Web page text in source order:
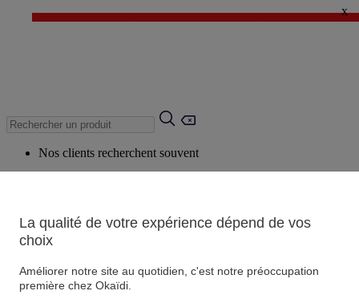
✨ LAST DAYS : Jusqu'à -60%* ✨
x
Nos clients recherchent souvent
Produits suggérés
Voir tous les produits
La qualité de votre expérience dépend de vos
choix
Améliorer notre site au quotidien, c'est notre préoccupation
première chez Okaïdi.